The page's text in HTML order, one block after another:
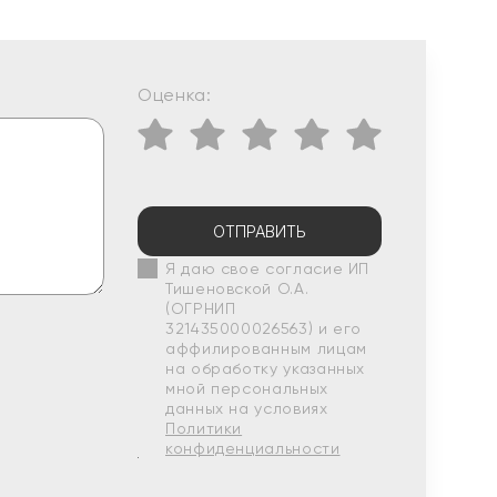
Оценка:
ОТПРАВИТЬ
Я даю свое согласие ИП
Тишеновской О.А.
(ОГРНИП
321435000026563) и его
аффилированным лицам
на обработку указанных
мной персональных
данных на условиях
Политики
конфиденциальности